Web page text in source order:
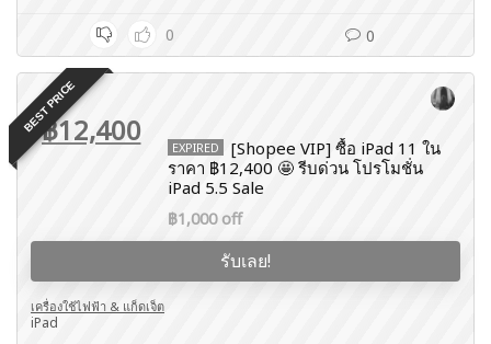
0 0
BEST PRICE
฿12,400 EXPIRED
[Shopee VIP] ซื้อ iPad 11 ใน
ราคา ฿12,400 🤩 รีบด่วน โปรโมชั่น
iPad 5.5 Sale
฿1,000 off
รับเลย!
เครื่องใช้ไฟฟ้า & แก็ดเจ็ต
iPad